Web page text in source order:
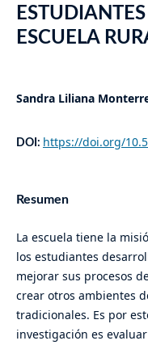
ESCUELA
Sandra Liliana
DOI: https://doi.org/
Resumen
La escuela tiene la
los estudiantes
mejorar sus procesos
crear otros ambientes
tradicionales. Es por
investigación es